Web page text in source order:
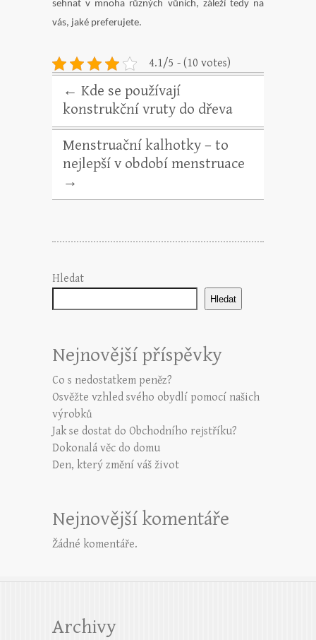
sehnat v mnoha různých vůních, záleží tedy na
vás, jaké preferujete.
4.1/5 - (10 votes)
← Kde se používají
konstrukční vruty do dřeva
Menstruační kalhotky – to
nejlepší v období menstruace
→
Hledat
Hledat
Nejnovější příspěvky
Co s nedostatkem peněz?
Osvěžte vzhled svého obydlí pomocí našich
výrobků
Jak se dostat do Obchodního rejstříku?
Dokonalá věc do domu
Den, který změní váš život
Nejnovější komentáře
Žádné komentáře.
Archivy